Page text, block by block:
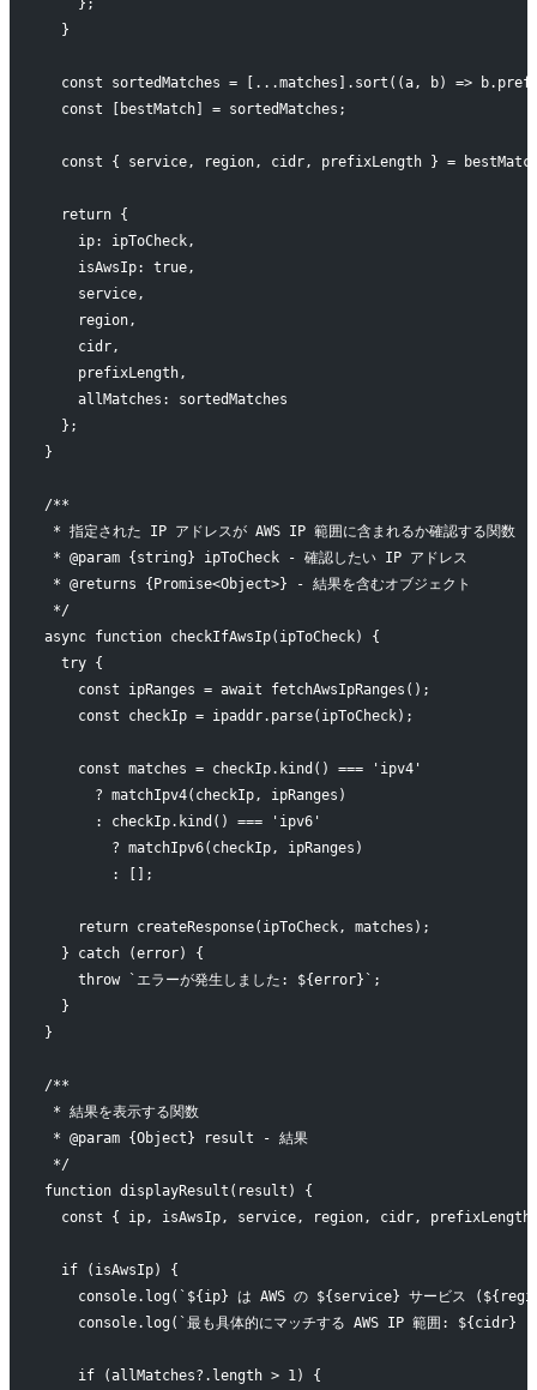
    };
  }
const sortedMatches = [...matches].sort((a, b) =>
  const [bestMatch] = sortedMatches;
const { service, region, cidr, prefixLength } =
  return {
    ip: ipToCheck,
    isAwsIp: true,
    service,
    region,
    cidr,
    prefixLength,
    allMatches: sortedMatches
  };
}
/**
* 指定された IP アドレスが AWS IP 範囲に含まれるか確認する関数
* @param {string} ipToCheck - 確認したい IP アドレス
* @returns {Promise<Object>} - 結果を含むオブジェクト
*/
async function checkIfAwsIp(ipToCheck) {
  try {
    const ipRanges = await fetchAwsIpRanges();
    const checkIp = ipaddr.parse(ipToCheck);
    const matches = checkIp.kind() === 'ipv4'
      ? matchIpv4(checkIp, ipRanges)
      : checkIp.kind() === 'ipv6'
        ? matchIpv6(checkIp, ipRanges)
        : [];
    return createResponse(ipToCheck, matches);
  } catch (error) {
    throw `エラーが発生しました: ${error}`;
  }
}
/**
* 結果を表示する関数
* @param {Object} result - 結果
*/
function displayResult(result) {
const { ip, isAwsIp, service, region, cidr,
  if (isAwsIp) {
console.log(`${ip} は AWS の ${service} サービス
console.log(`最も具体的にマッチする AWS IP 範囲: ${cidr}
    if (allMatches?.length > 1) {